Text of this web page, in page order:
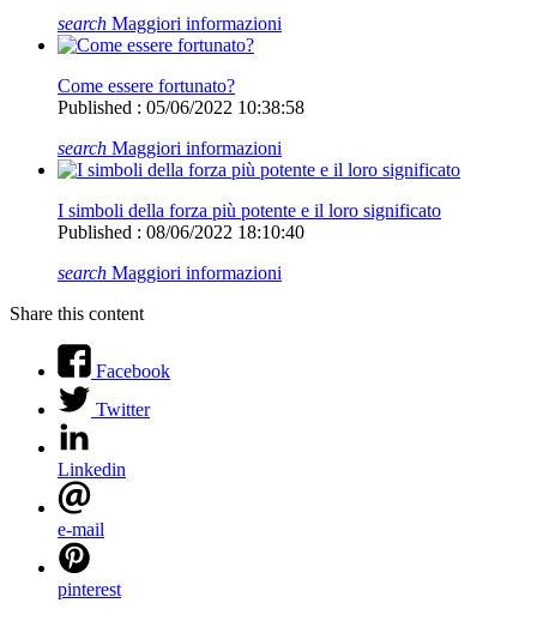
search Maggiori informazioni
Come essere fortunato?
Published : 05/06/2022 10:38:58
search Maggiori informazioni
I simboli della forza più potente e il loro significato
Published : 08/06/2022 18:10:40
search Maggiori informazioni
Share this content
Facebook
Twitter
Linkedin
e-mail
pinterest